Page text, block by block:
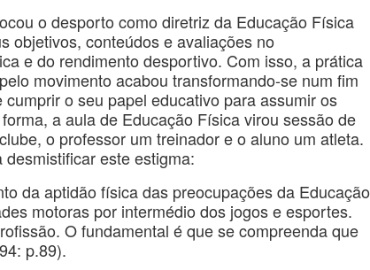
o desporto como diretriz da Educação Física
objetivos, conteúdos e avaliações no
e do rendimento desportivo. Com isso, a prática
movimento acabou transformando-se num fim
o seu papel educativo para assumir os
a aula de Educação Física virou sessão de
o professor um treinador e o aluno um atleta.
este estigma:
da aptidão física das preocupações da Educação
motoras por intermédio dos jogos e esportes.
O fundamental é que se compreenda que
p.89).